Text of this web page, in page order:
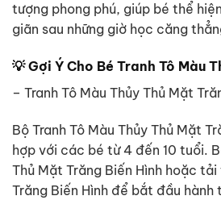
tượng phong phú, giúp bé thể
giãn sau những giờ học căng
💡 Gợi Ý Cho Bé Tranh Tô Màu
– Tranh Tô Màu Thủy Thủ Mặt
Bộ Tranh Tô Màu Thủy Thủ Mặt
hợp với các bé từ 4 đến 10 tuổi.
Thủ Mặt Trăng Biến Hình hoặc
Trăng Biến Hình để bắt đầu